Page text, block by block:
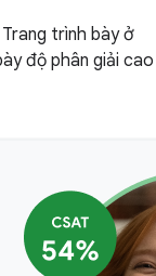
trình bày ở
độ phân giải cao